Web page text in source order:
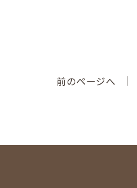
前のページへ